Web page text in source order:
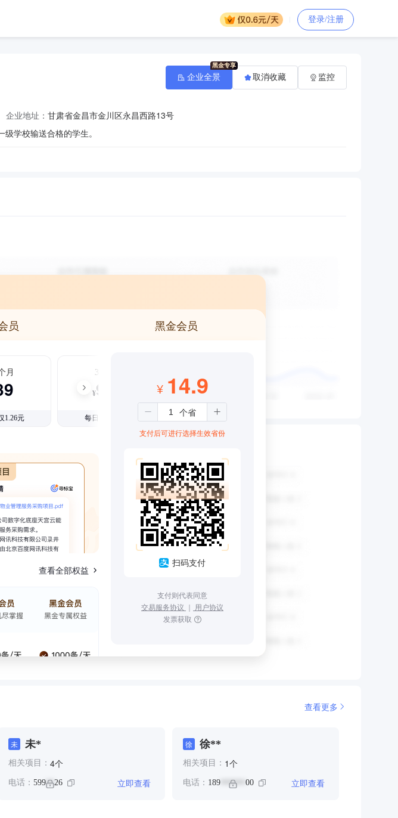
登录/注册
企业地址： 甘肃省金昌市金川区永昌西路13号
学校输送合格的学生。
企业全景 取消收藏 监控
员 黑金会员
月
1.26元
3个月
¥99
每日仅1.08元
查看全部权益
¥ 14.9
支付后可进行选择生效省份
扫码支付
支付则代表同意
交易服务协议 ｜ 用户协议
发票获取
查看更多
未 未*
相关项目： 4个
电话： 599**26 立即查看
徐 徐**
相关项目： 1个
电话： 189****** 00 立即查看